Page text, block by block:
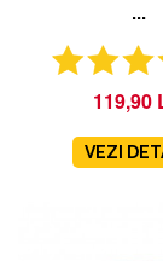
...
119,90
VEZI